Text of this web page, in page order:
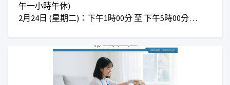
午一小時午休)
2月24日 (星期二)：下午1時00分 至 下午5時00分
對象：任何有興趣人士
收費：正價$920 I 會員優惠價$840
***仁愛堂員工可享額外優惠***